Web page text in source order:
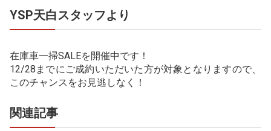
YSP天白スタッフより
在庫車一掃SALEを開催中です！
12/28までにご成約いただいた方が対象となりますので、
このチャンスをお見逃しなく！
関連記事